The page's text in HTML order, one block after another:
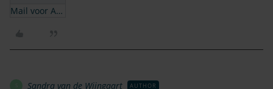
Mail voor Asset.json
Sandra van de Wijngaart AUTHOR